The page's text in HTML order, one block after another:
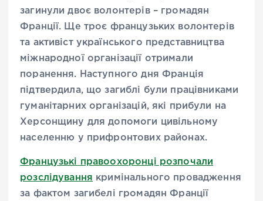
загинули двоє волонтерів – громадян
Франції. Ще троє французьких волонтерів
та активіст українського представництва
міжнародної організації отримали
поранення. Наступного дня Франція
підтвердила, що загиблі були працівниками
гуманітарних організацій, які прибули на
Херсонщину для допомоги цивільному
населенню у прифронтових районах.
Французькі правоохоронці розпочали
розслідування кримінального провадження
за фактом загибелі громадян Франції